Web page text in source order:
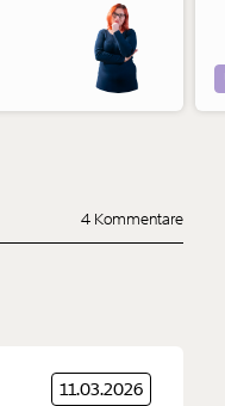
4 Kommentare
11.03.2026